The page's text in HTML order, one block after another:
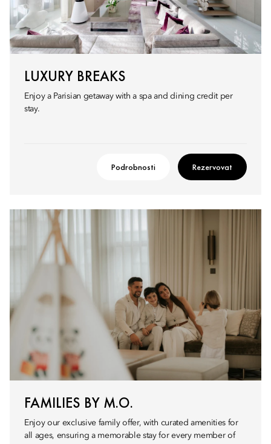
LUXURY BREAKS
Enjoy a Parisian getaway with a spa and dining credit per
stay.
Podrobnosti Rezervovat
FAMILIES BY M.O.
Enjoy our exclusive family offer, with curated amenities for
all ages, ensuring a memorable stay for every member of